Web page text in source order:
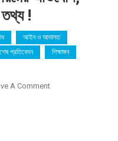
তথ্য !
আইন ও আদালত
প্রতিবেদন
শিক্ষাঙ্গন
A CommentOn